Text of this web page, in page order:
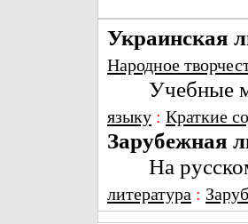
Украинская
Народное
Учебные
языку : Краткие
Зарубежная
На
литература :